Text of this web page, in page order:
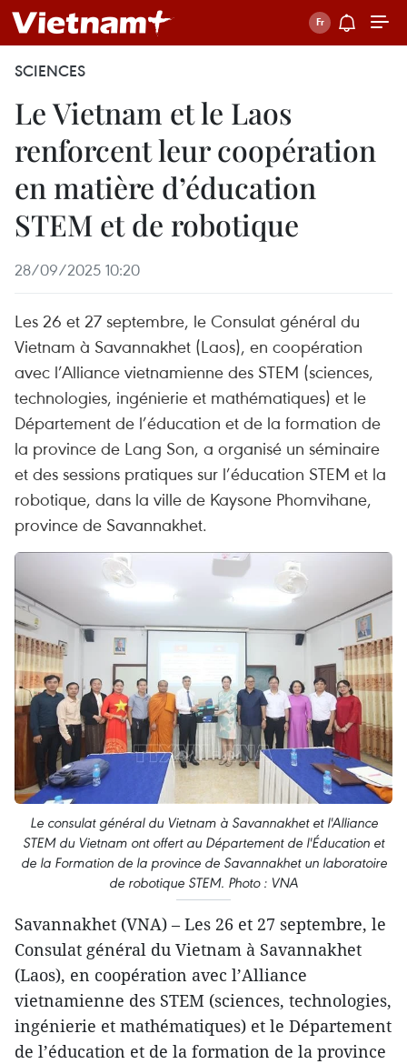
SCIENCES
Le Vietnam et le Laos
renforcent leur coopération
en matière d’éducation
STEM et de robotique
28/09/2025 10:20
Les 26 et 27 septembre, le Consulat général du
Vietnam à Savannakhet (Laos), en coopération
avec l’Alliance vietnamienne des STEM (sciences,
technologies, ingénierie et mathématiques) et le
Département de l’éducation et de la formation de
la province de Lang Son, a organisé un séminaire
et des sessions pratiques sur l’éducation STEM et la
robotique, dans la ville de Kaysone Phomvihane,
province de Savannakhet.
Le consulat général du Vietnam à Savannakhet et l'Alliance
STEM du Vietnam ont offert au Département de l'Éducation et
de la Formation de la province de Savannakhet un laboratoire
de robotique STEM. Photo : VNA
Savannakhet (VNA) – Les 26 et 27 septembre, le
Consulat général du Vietnam à Savannakhet
(Laos), en coopération avec l’Alliance
vietnamienne des STEM (sciences, technologies,
ingénierie et mathématiques) et le Département
de l’éducation et de la formation de la province